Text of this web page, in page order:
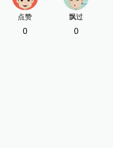
点赞
0
飘过
0